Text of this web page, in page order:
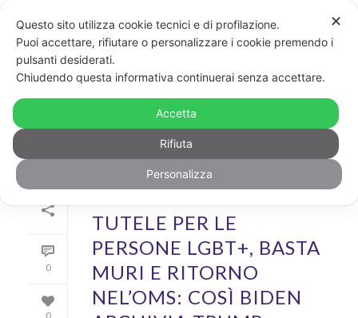
ARCHIVIO
Archivi Tag per: "donald trump"
0
0
TUTELE PER LE
PERSONE LGBT+, BASTA
MURI E RITORNO
NEL’OMS: COSÌ BIDEN
✕
Questo sito utilizza cookie tecnici e di profilazione.
Puoi accettare, rifiutare o personalizzare i cookie premendo i
pulsanti desiderati.
Chiudendo questa informativa continuerai senza accettare.
Accetta
Rifiuta
Personalizza